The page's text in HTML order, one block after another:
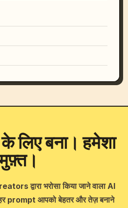
बना। हमेशा
द्वारा भरोसा किया जाने वाला AI
prompt आपको बेहतर और तेज़ बनाने